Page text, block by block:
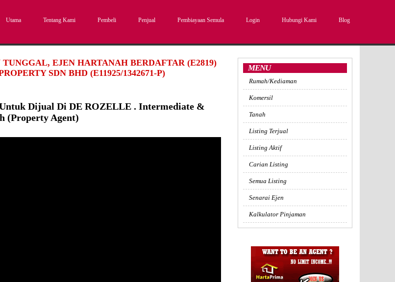
Utama Tentang Kami Pembeli Penjual Pembiayaan Semula Login Hubungi Kami Blog
EJEN HARTANAH BERDAFTAR (E2819)
SDN BHD (E11925/1342671-P)
Dijual Di DE ROZELLE . Intermediate &
(Property Agent)
MENU
Rumah/Kediaman
Komersil
Tanah
Listing Terjual
Listing Aktif
Carian Listing
Semua Listing
Senarai Ejen
Kalkulator Pinjaman